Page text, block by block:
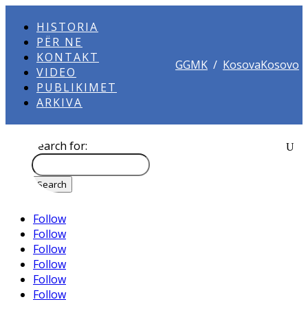
HISTORIA
PËR NE
KONTAKT
VIDEO
PUBLIKIMET
ARKIVA
GGMK / KosovaKosovo
Search for:
Follow
Follow
Follow
Follow
Follow
Follow